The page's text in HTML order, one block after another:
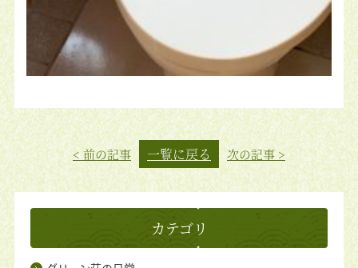
< 前の記事 一覧に戻る 次の記事 >
カテゴリ